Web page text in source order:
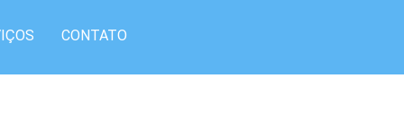
CONTATO